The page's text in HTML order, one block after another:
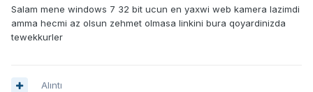
Salam mene windows 7 32 bit ucun en yaxwi web kamera lazimdi
amma hecmi az olsun zehmet olmasa linkini bura qoyardinizda
tewekkurler
Alıntı